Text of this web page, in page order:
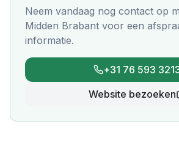
Neem vandaag nog contact op
Midden Brabant voor een
informatie.
+31 76 593
Website bezoeken